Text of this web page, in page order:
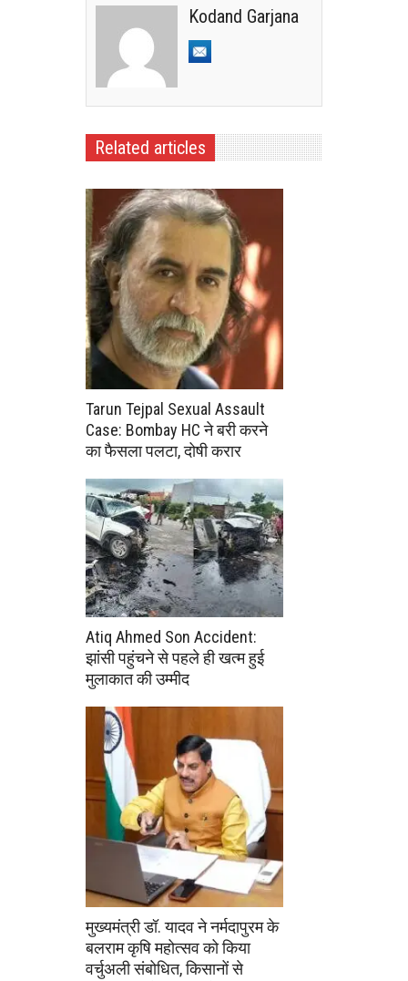
Kodand Garjana
Related articles
Tarun Tejpal Sexual Assault
Case: Bombay HC ने बरी करने
का फैसला पलटा, दोषी करार
Atiq Ahmed Son Accident:
झांसी पहुंचने से पहले ही खत्म हुई
मुलाकात की उम्मीद
मुख्यमंत्री डॉ. यादव ने नर्मदापुरम के
बलराम कृषि महोत्सव को किया
वर्चुअली संबोधित, किसानों से